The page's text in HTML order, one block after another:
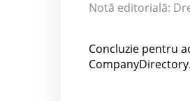
Notă editorială:
Concluzie pentru